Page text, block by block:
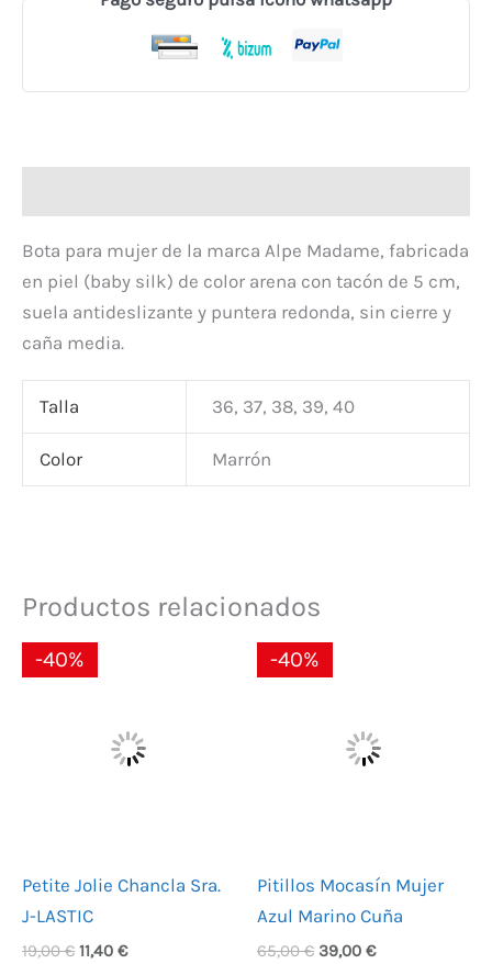
Bota para mujer de la marca Alpe Madame, fabricada
en piel (baby silk) de color arena con tacón de 5 cm,
suela antideslizante y puntera redonda, sin cierre y
caña media.
Talla 36, 37, 38, 39, 40
Color Marrón
Productos relacionados
-40%
Petite Jolie Chancla Sra.
J-LASTIC
19,00€
El
precio
19,00 €.
11,40 €
11,40 €.
-40%
Pitillos Mocasín Mujer
Azul Marino Cuña
65,00€
precio
65,00 €.
39,00 €
39,00 €.